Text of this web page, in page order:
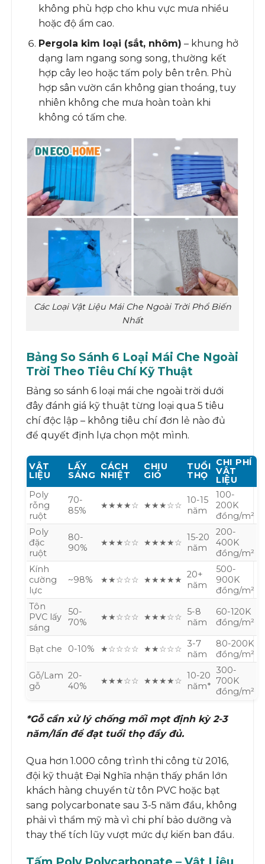
không phù hợp cho khu vực mưa nhiều
hoặc độ ẩm cao.
Pergola kim loại (sắt, nhôm) – khung hở
dạng lam ngang song song, thường kết
hợp cây leo hoặc tấm poly bên trên. Phù
hợp sân vườn cần không gian thoáng, tuy
nhiên không che mưa hoàn toàn khi
không có tấm che.
Các Loại Vật Liệu Mái Che Ngoài Trời Phổ Biến
Nhất
Bảng So Sánh 6 Loại Mái Che Ngoài
Trời Theo Tiêu Chí Kỹ Thuật
Bảng so sánh 6 loại mái che ngoài trời dưới
đây đánh giá kỹ thuật từng loại qua 5 tiêu
chí độc lập – không tiêu chí đơn lẻ nào đủ
để quyết định lựa chọn một mình.
VẬT
LIỆU
LẤY
SÁNG
CÁCH
NHIỆT
CHỊU
GIÓ
TUỔI
THỌ
CHI PHÍ
VẬT
LIỆU
Poly
rỗng
ruột
70-
85%
★★★★☆ ★★★☆☆ 10-15
năm
100-
200K
đồng/m²
Poly
đặc
ruột
80-
90%
★★★☆☆ ★★★★☆ 15-20
năm
200-
400K
đồng/m²
Kính
cường
lực
~98% ★★☆☆☆ ★★★★★ 20+
năm
500-
900K
đồng/m²
Tôn
PVC lấy
sáng
50-
70%
★★☆☆☆ ★★★☆☆
5-8
năm
60-120K
đồng/m²
Bạt che 0-10% ★☆☆☆☆ ★★☆☆☆ 3-7
năm
80-200K
đồng/m²
Gỗ/Lam
gỗ
20-
40%
★★★☆☆ ★★★★☆ 10-20
năm*
300-
700K
đồng/m²
*Gỗ cần xử lý chống mối mọt định kỳ 2-3
năm/lần để đạt tuổi thọ đầy đủ.
Qua hơn 1.000 công trình thi công từ 2016,
đội kỹ thuật Đại Nghĩa nhận thấy phần lớn
khách hàng chuyển từ tôn PVC hoặc bạt
sang polycarbonate sau 3-5 năm đầu, không
phải vì thẩm mỹ mà vì chi phí bảo dưỡng và
thay thế tích lũy vượt mức dự kiến ban đầu.